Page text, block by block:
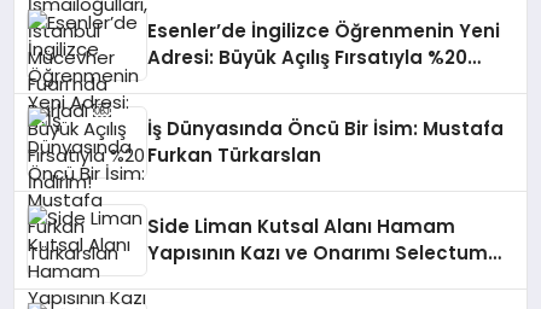
Esenler’de İngilizce Öğrenmenin Yeni
Adresi: Büyük Açılış Fırsatıyla %20
İş Dünyasında Öncü Bir İsim: Mustafa
Furkan Türkarslan
Side Liman Kutsal Alanı Hamam
Yapısının Kazı ve Onarımı Selectum